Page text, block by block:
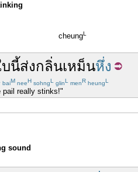
cheungL
นี้ส่งกลิ่นเหม็นหึ่ง
baiM neeH sohngL glinL menR heungL
pail really stinks!"
sound